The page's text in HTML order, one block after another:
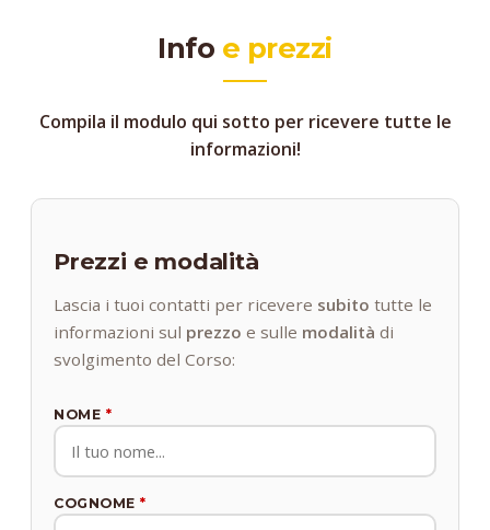
Info e prezzi
Compila il modulo qui sotto per ricevere tutte le
informazioni!
Prezzi e modalità
Lascia i tuoi contatti per ricevere subito tutte le
informazioni sul prezzo e sulle modalità di
svolgimento del Corso:
NOME *
COGNOME *